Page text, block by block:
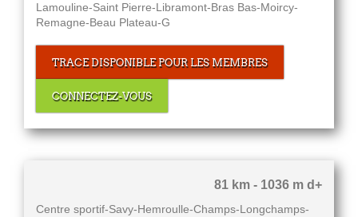
Lamouline-Saint Pierre-Libramont-Bras Bas-Moircy-
Remagne-Beau Plateau-G
TRACE DISPONIBLE POUR LES MEMBRES
CONNECTEZ-VOUS
81 km - 1036 m d+
Centre sportif-Savy-Hemroulle-Champs-Longchamps-